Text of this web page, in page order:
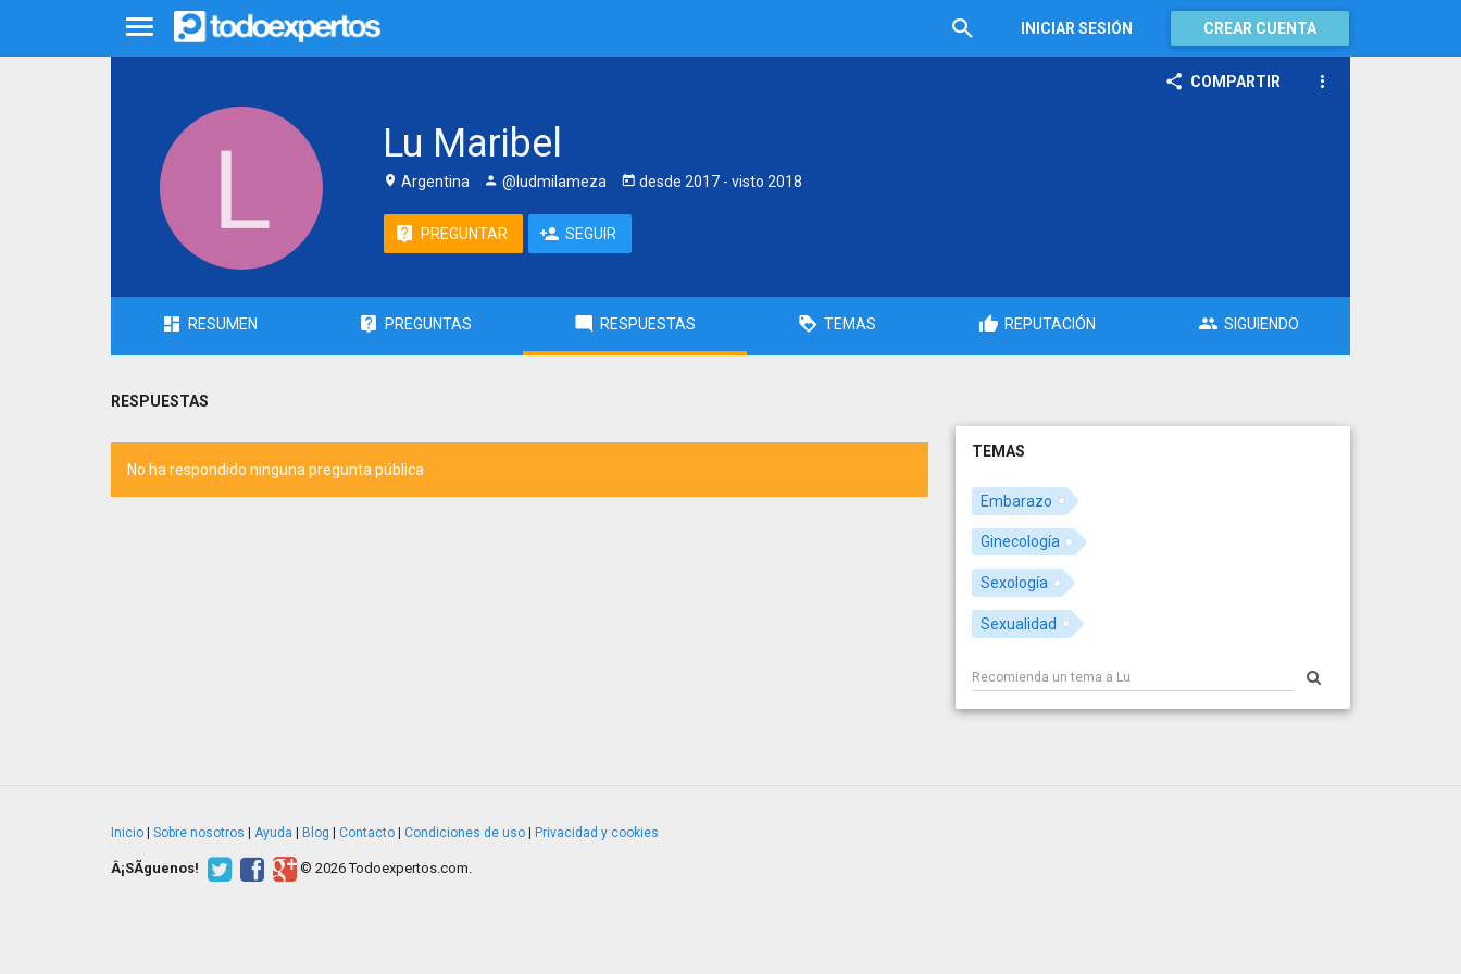
INICIAR SESIÓN CREAR CUENTA
COMPARTIR
Lu Maribel
Argentina @ludmilameza desde 2017 - visto 2018
PREGUNTAR SEGUIR
RESUMEN PREGUNTAS RESPUESTAS TEMAS REPUTACIÓN SIGUIENDO
RESPUESTAS
No ha respondido ninguna pregunta pública
TEMAS
Embarazo
Ginecología
Sexología
Sexualidad
Inicio | Sobre nosotros | Ayuda | Blog | Contacto | Condiciones de uso | Privacidad y cookies
Â¡SÃ­guenos! © 2026 Todoexpertos.com.